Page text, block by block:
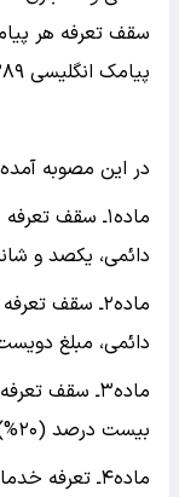
پیامک انگلیسی ۲۸۹ ریال تعیین شده است.
در این مصوبه
ماده۱ـ سقف
دائمی، یکصد و شانزده (۱۱۶) ریال
ماده۲ـ سقف
دائمی، مبلغ دویست و هشتاد
ماده۳ـ سقف
بیست درصد (۲۰%) بیشتر از سیم کارت‌های دائمی است.